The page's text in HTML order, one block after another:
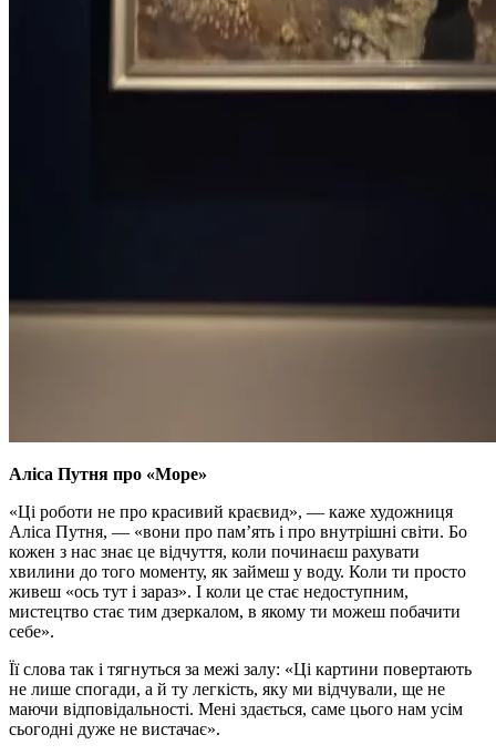
Аліса Путня про «Море»
«Ці роботи не про красивий краєвид», — каже художниця
Аліса Путня, — «вони про пам’ять і про внутрішні світи. Бо
кожен з нас знає це відчуття, коли починаєш рахувати
хвилини до того моменту, як займеш у воду. Коли ти просто
живеш «ось тут і зараз». І коли це стає недоступним,
мистецтво стає тим дзеркалом, в якому ти можеш побачити
себе».
Її слова так і тягнуться за межі залу: «Ці картини повертають
не лише спогади, а й ту легкість, яку ми відчували, ще не
маючи відповідальності. Мені здається, саме цього нам усім
сьогодні дуже не вистачає».